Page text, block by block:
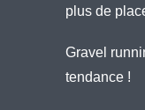
plus de
Gravel
tendance !